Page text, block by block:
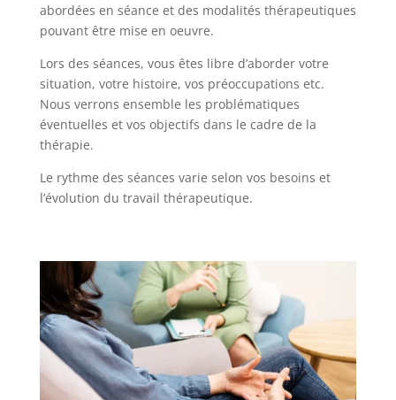
abordées en séance et des modalités thérapeutiques
pouvant être mise en oeuvre.
Lors des séances, vous êtes libre d’aborder votre
situation, votre histoire, vos préoccupations etc.
Nous verrons ensemble les problématiques
éventuelles et vos objectifs dans le cadre de la
thérapie.
Le rythme des séances varie selon vos besoins et
l’évolution du travail thérapeutique.